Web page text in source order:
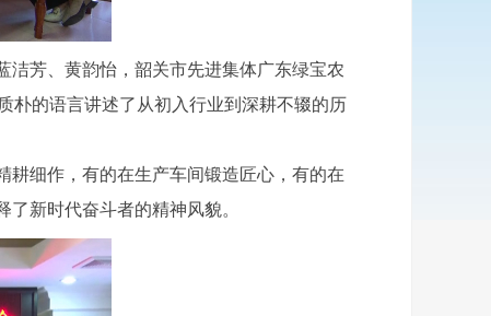
芳、黄韵怡，韶关市先进集体广东绿宝农
朴的语言讲述了从初入行业到深耕不辍的历
细作，有的在生产车间锻造匠心，有的在
新时代奋斗者的精神风貌。